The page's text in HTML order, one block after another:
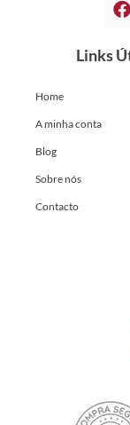
Links
Home
A minha conta
Blog
Sobre nós
Contacto